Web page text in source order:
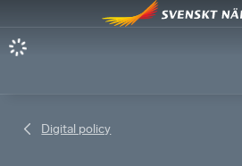
Digital policy